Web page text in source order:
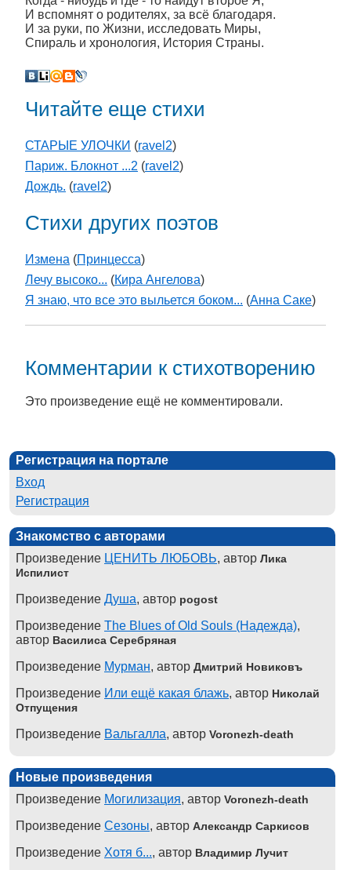
И вспомнят о родителях, за всё благодаря.
И за руки, по Жизни, исследовать Миры,
Спираль и хронология, История Страны.
Читайте еще стихи
СТАРЫЕ УЛОЧКИ (ravel2)
Париж. Блокнот ...2 (ravel2)
Дождь. (ravel2)
Стихи других поэтов
Измена (Принцесса)
Лечу высоко... (Кира Ангелова)
Я знаю, что все это выльется боком... (Анна Саке)
Комментарии к стихотворению
Это произведение ещё не комментировали.
Регистрация на портале
Вход
Регистрация
Знакомство с авторами
Произведение ЦЕНИТЬ ЛЮБОВЬ, автор Лика
Испилист
Произведение Душа, автор pogost
Произведение The Blues of Old Souls (Надежда),
автор Василиса Серебряная
Произведение Мурман, автор Дмитрий Новиковъ
Произведение Или ещё какая блажь, автор Николай
Отпущения
Произведение Вальгалла, автор Voronezh-death
Новые произведения
Произведение Могилизация, автор Voronezh-death
Произведение Сезоны, автор Александр Саркисов
Произведение Хотя б..., автор Владимир Лучит